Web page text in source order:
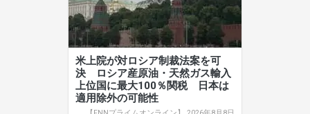
米上院が対ロシア制裁法案を可
決 ロシア産原油・天然ガス輸入
上位国に最大100％関税 日本は
適用除外の可能性